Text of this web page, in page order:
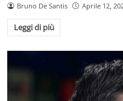
Bruno De Santis Aprile 12,
Leggi di più